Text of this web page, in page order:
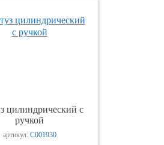
цилиндрический с
ручкой
артикул: С001930